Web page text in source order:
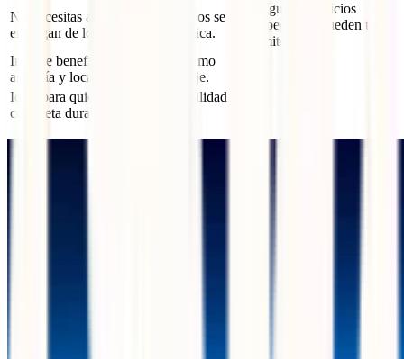
No necesitas adelantar dinero: ellos se
encargan de los costos y la logística.
Algunos servicios
específicos pueden tener
límites.
Incluye beneficios adicionales como
asesoría y localización de equipaje.
Ideal para quienes buscan tranquilidad
completa durante su viaje.